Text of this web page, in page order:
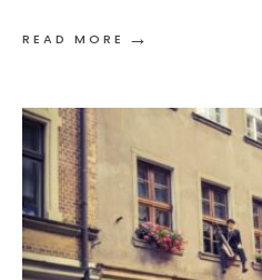
READ MORE →